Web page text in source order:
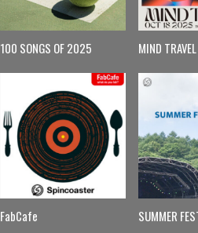
100 SONGS OF 2025
FabCafe
MIND TRAVEL
SUMMER